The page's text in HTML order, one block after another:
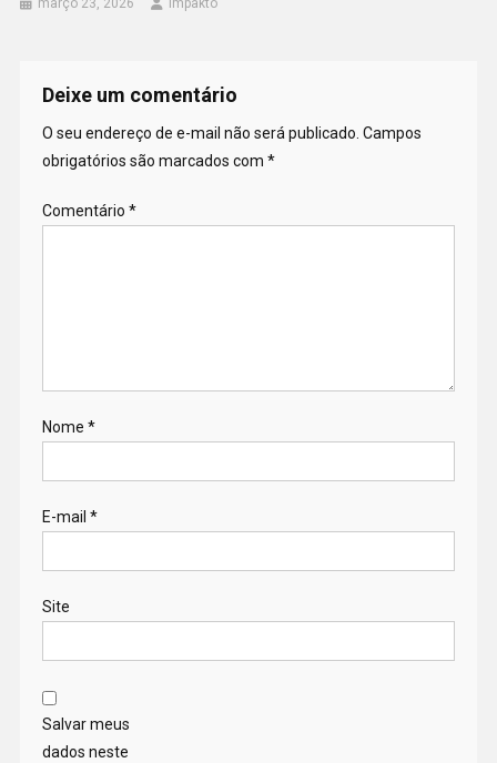
março 23, 2026 Impakto
Deixe um comentário
O seu endereço de e-mail não será publicado. Campos
obrigatórios são marcados com *
Comentário *
Nome *
E-mail *
Site
Salvar meus
dados neste